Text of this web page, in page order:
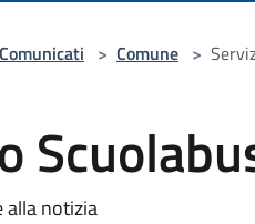
Comunicati > Comune >
alla notizia